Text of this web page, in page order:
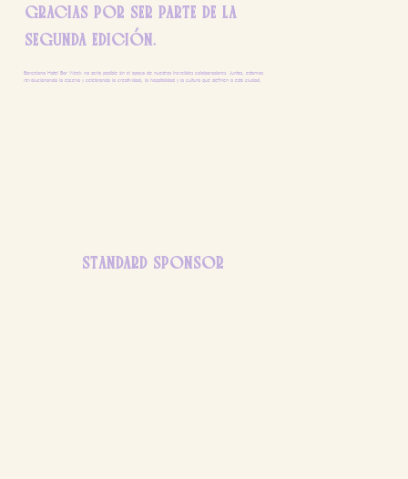
STANDARD SPONSOR
GRACIAS POR SER PARTE DE LA
SEGUNDA EDICIÓN.
Barcelona Hotel Bar Week no sería posible sin el apoyo de nuestros increíbles colaboradores. Juntos, estamos
revolucionando la escena y celebrando la creatividad, la hospitalidad y la cultura que definen a esta ciudad.